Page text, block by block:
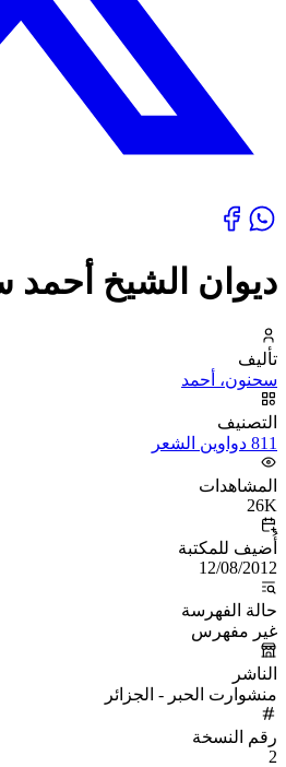
ديوان الشيخ
تأليف
سحنون، أحمد
التصنيف
811 دواوين الشعر
المشاهدات
26K
أُضيف للمكتبة
12/08/2012
حالة الفهرسة
غير مفهرس
الناشر
منشوارت الحبر - الجزائر
رقم النسخة
2